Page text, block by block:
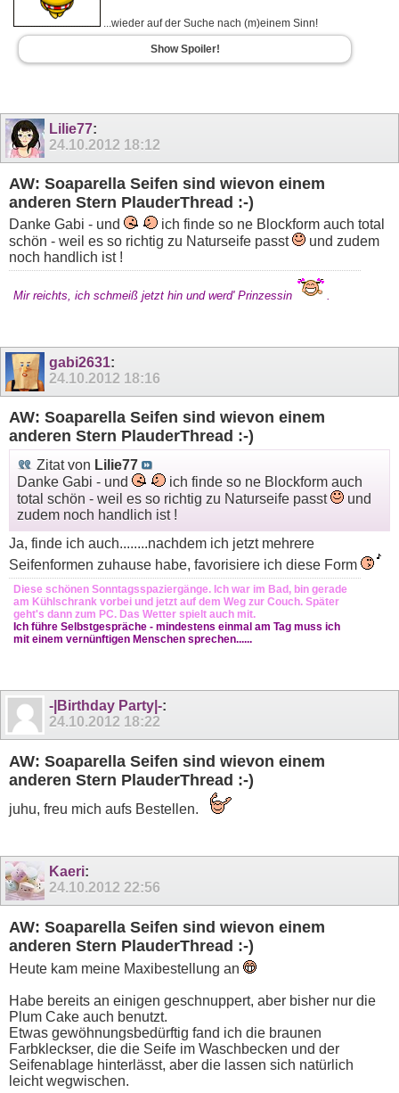
...wieder auf der Suche nach (m)einem Sinn!
Show Spoiler!
Lilie77:
24.10.2012 18:12
AW: Soaparella Seifen sind wievon einem
anderen Stern PlauderThread :-)
Danke Gabi - und
ich finde so ne Blockform auch total
schön - weil es so richtig zu Naturseife passt
und zudem
noch handlich ist !
Mir reichts, ich schmeiß jetzt hin und werd' Prinzessin
gabi2631:
24.10.2012 18:16
AW: Soaparella Seifen sind wievon einem
anderen Stern PlauderThread :-)
Zitat von Lilie77
Danke Gabi - und
ich finde so ne Blockform auch
total schön - weil es so richtig zu Naturseife passt
und
zudem noch handlich ist !
Ja, finde ich auch........nachdem ich jetzt mehrere
Seifenformen zuhause habe, favorisiere ich diese Form
Diese schönen Sonntagsspaziergänge. Ich war im Bad, bin gerade
am Kühlschrank vorbei und jetzt auf dem Weg zur Couch. Später
geht's dann zum PC. Das Wetter spielt auch mit.
Ich führe Selbstgespräche - mindestens einmal am Tag muss ich
mit einem vernünftigen Menschen sprechen......
-|Birthday Party|-:
24.10.2012 18:22
AW: Soaparella Seifen sind wievon einem
anderen Stern PlauderThread :-)
juhu, freu mich aufs Bestellen.
Kaeri:
24.10.2012 22:56
AW: Soaparella Seifen sind wievon einem
anderen Stern PlauderThread :-)
Heute kam meine Maxibestellung an
Habe bereits an einigen geschnuppert, aber bisher nur die
Plum Cake auch benutzt.
Etwas gewöhnungsbedürftig fand ich die braunen
Farbkleckser, die die Seife im Waschbecken und der
Seifenablage hinterlässt, aber die lassen sich natürlich
leicht wegwischen.